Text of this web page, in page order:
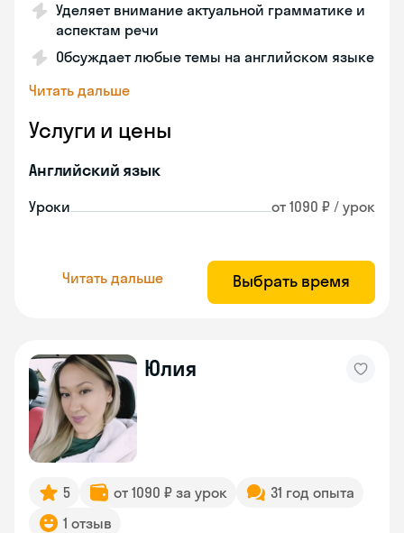
Уделяет внимание актуальной грамматике и
аспектам речи
Обсуждает любые темы на английском языке
Читать дальше
Услуги и цены
Английский язык
Уроки от 1090 ₽ / урок
Читать дальше Выбрать время
Юлия
5 от 1090 ₽ за урок
31 год опыта
1 отзыв